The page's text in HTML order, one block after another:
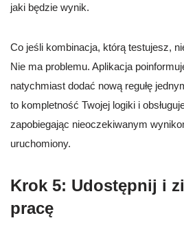
jaki będzie wynik.
Co jeśli kombinacja, którą testujesz,
Nie ma problemu. Aplikacja
natychmiast dodać nową regułę
to kompletność Twojej logiki i
zapobiegając nieoczekiwanym
uruchomiony.
Krok 5: Udostępnij i
pracę